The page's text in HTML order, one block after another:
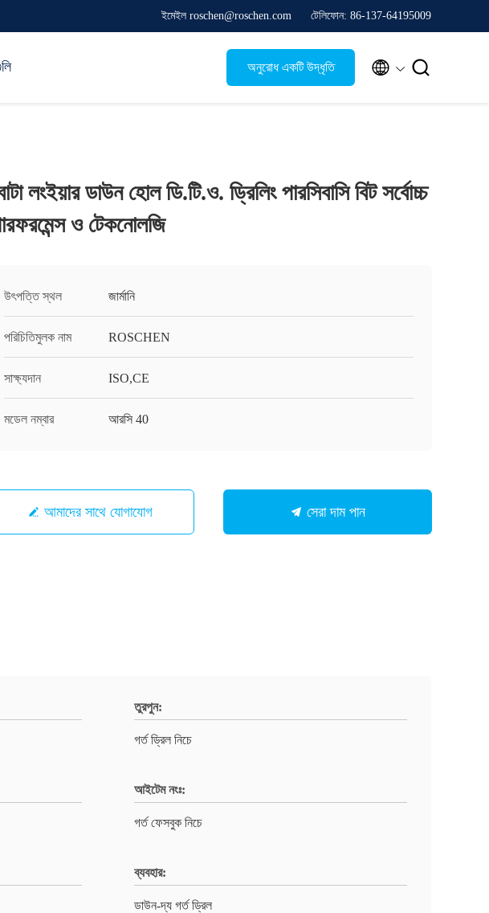
ইমেইল roschen@roschen.com টেলিফোন: 86-137-64195009
অনুরোধ একটি উদ্ধৃতি  
লংইয়ার ডাউন হোল ডি.টি.ও. ড্রিলিং পারসিবাসি বিট সর্বোচ্চ
ও টেকনোলজি
উৎপত্তি স্থল জার্মানি
পরিচিতিমুলক নাম ROSCHEN
সাক্ষ্যদান ISO,CE
মডেল নম্বার আরসি 40
আমাদের সাথে যোগাযোগ সেরা দাম পান
তুরপুন:
গর্ত ড্রিল নিচে
আইটেম নংঃ:
গর্ত ফেসবুক নিচে
ব্যবহার:
ডাউন-দ্য গর্ত ড্রিল